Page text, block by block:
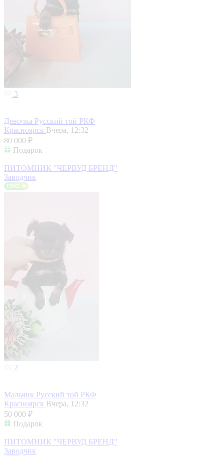
3
Девочка Русский той РКФ
Красноярск Вчера, 12:32
80 000 ₽
Подарок
ПИТОМНИК "ЧЕРВУД БРЕНД"
Заводчик
2
Мальчик Русский той РКФ
Красноярск Вчера, 12:32
50 000 ₽
Подарок
ПИТОМНИК "ЧЕРВУД БРЕНД"
Заводчик